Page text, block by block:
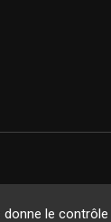
le
Guides 2021.